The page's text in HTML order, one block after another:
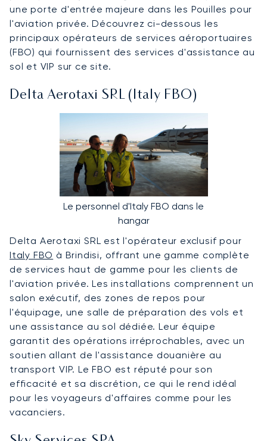
une porte d'entrée majeure dans les Pouilles pour
l'aviation privée. Découvrez ci-dessous les
principaux opérateurs de services aéroportuaires
(FBO) qui fournissent des services d'assistance au
sol et VIP sur ce site.
Delta Aerotaxi SRL (Italy FBO)
Le personnel d'Italy FBO dans le
hangar
Delta Aerotaxi SRL est l'opérateur exclusif pour
Italy FBO à Brindisi, offrant une gamme complète
de services haut de gamme pour les clients de
l'aviation privée. Les installations comprennent un
salon exécutif, des zones de repos pour
l'équipage, une salle de préparation des vols et
une assistance au sol dédiée. Leur équipe
garantit des opérations irréprochables, avec un
soutien allant de l'assistance douanière au
transport VIP. Le FBO est réputé pour son
efficacité et sa discrétion, ce qui le rend idéal
pour les voyageurs d'affaires comme pour les
vacanciers.